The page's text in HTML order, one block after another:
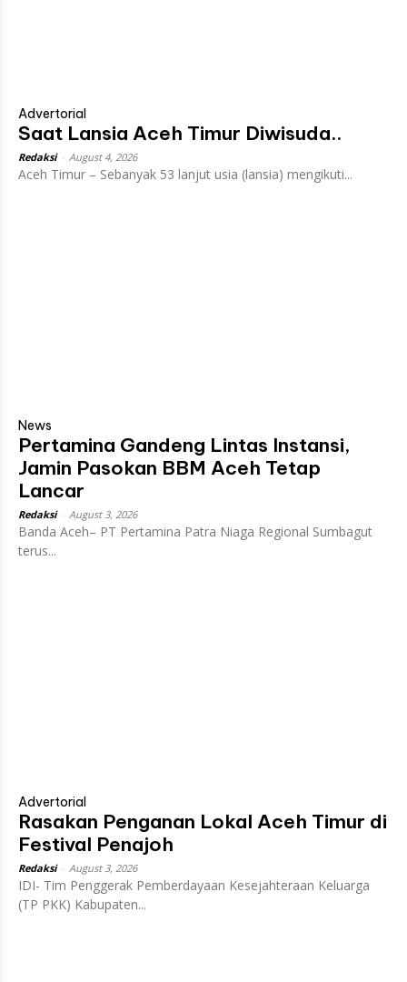
Advertorial
Saat Lansia Aceh Timur Diwisuda..
Redaksi August 4, 2026
Aceh Timur – Sebanyak 53 lanjut usia (lansia) mengikuti...
News
Pertamina Gandeng Lintas Instansi,
Jamin Pasokan BBM Aceh Tetap
Lancar
Redaksi August 3, 2026
Banda Aceh– PT Pertamina Patra Niaga Regional Sumbagut
terus...
Advertorial
Rasakan Penganan Lokal Aceh Timur di
Festival Penajoh
Redaksi August 3, 2026
IDI- Tim Penggerak Pemberdayaan Kesejahteraan Keluarga
(TP PKK) Kabupaten...